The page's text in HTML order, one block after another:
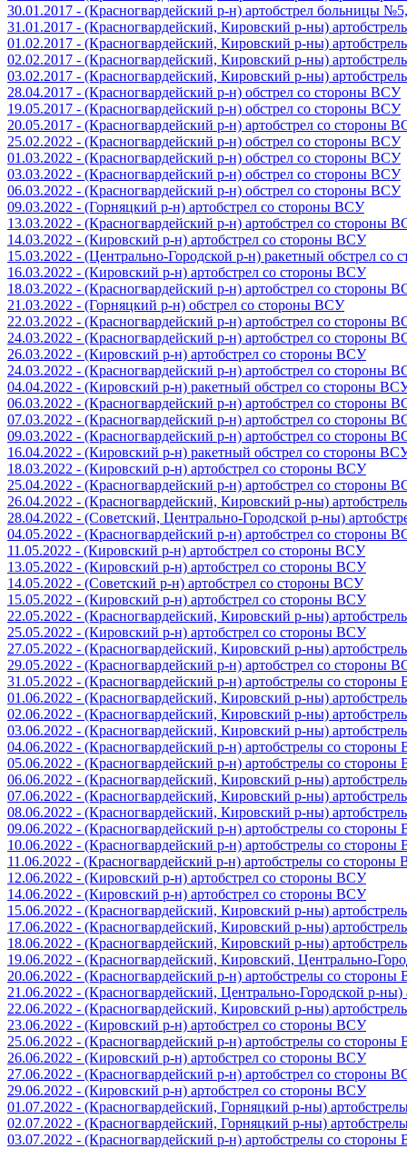
30.01.2017 - (Красногвардейский р-н) артобстрел больницы
31.01.2017 - (Красногвардейский, Кировский р-ны)
01.02.2017 - (Красногвардейский, Кировский р-ны)
02.02.2017 - (Красногвардейский, Кировский р-ны)
03.02.2017 - (Красногвардейский, Кировский р-ны)
28.04.2017 - (Красногвардейский р-н) обстрел со стороны ВСУ
19.05.2017 - (Красногвардейский р-н) обстрел со стороны ВСУ
20.05.2017 - (Красногвардейский р-н) артобстрел со стороны
25.02.2022 - (Красногвардейский р-н) обстрел со стороны ВСУ
01.03.2022 - (Красногвардейский р-н) обстрел со стороны ВСУ
03.03.2022 - (Красногвардейский р-н) обстрел со стороны ВСУ
06.03.2022 - (Красногвардейский р-н) обстрел со стороны ВСУ
09.03.2022 - (Горняцкий р-н) артобстрел со стороны ВСУ
13.03.2022 - (Красногвардейский р-н) артобстрел со стороны
14.03.2022 - (Кировский р-н) артобстрел со стороны ВСУ
15.03.2022 - (Центрально-Городской р-н) ракетный обстрел со
16.03.2022 - (Кировский р-н) артобстрел со стороны ВСУ
18.03.2022 - (Красногвардейский р-н) артобстрел со стороны
21.03.2022 - (Горняцкий р-н) обстрел со стороны ВСУ
22.03.2022 - (Красногвардейский р-н) артобстрел со стороны
24.03.2022 - (Красногвардейский р-н) артобстрел со стороны
26.03.2022 - (Кировский р-н) артобстрел со стороны ВСУ
24.03.2022 - (Красногвардейский р-н) артобстрел со стороны
04.04.2022 - (Кировский р-н) ракетный обстрел со стороны
06.03.2022 - (Красногвардейский р-н) артобстрел со стороны
07.03.2022 - (Красногвардейский р-н) артобстрел со стороны
09.03.2022 - (Красногвардейский р-н) артобстрел со стороны
16.04.2022 - (Кировский р-н) ракетный обстрел со стороны
18.03.2022 - (Кировский р-н) артобстрел со стороны ВСУ
25.04.2022 - (Красногвардейский р-н) артобстрел со стороны
26.04.2022 - (Красногвардейский, Кировский р-ны)
28.04.2022 - (Советский, Центрально-Городской р-ны)
04.05.2022 - (Красногвардейский р-н) артобстрел со стороны
11.05.2022 - (Кировский р-н) артобстрел со стороны ВСУ
13.05.2022 - (Кировский р-н) артобстрел со стороны ВСУ
14.05.2022 - (Советский р-н) артобстрел со стороны ВСУ
15.05.2022 - (Кировский р-н) артобстрел со стороны ВСУ
22.05.2022 - (Красногвардейский, Кировский р-ны)
25.05.2022 - (Кировский р-н) артобстрел со стороны ВСУ
27.05.2022 - (Красногвардейский, Кировский р-ны)
29.05.2022 - (Красногвардейский р-н) артобстрел со стороны
31.05.2022 - (Красногвардейский р-н) артобстрелы со
01.06.2022 - (Красногвардейский, Кировский р-ны)
02.06.2022 - (Красногвардейский, Кировский р-ны)
03.06.2022 - (Красногвардейский, Кировский р-ны)
04.06.2022 - (Красногвардейский р-н) артобстрелы со
05.06.2022 - (Красногвардейский р-н) артобстрелы со
06.06.2022 - (Красногвардейский, Кировский р-ны)
07.06.2022 - (Красногвардейский, Кировский р-ны)
08.06.2022 - (Красногвардейский, Кировский р-ны)
09.06.2022 - (Красногвардейский р-н) артобстрелы со
10.06.2022 - (Красногвардейский р-н) артобстрелы со
11.06.2022 - (Красногвардейский р-н) артобстрелы со стороны
12.06.2022 - (Кировский р-н) артобстрел со стороны ВСУ
14.06.2022 - (Кировский р-н) артобстрел со стороны ВСУ
15.06.2022 - (Красногвардейский, Кировский р-ны)
17.06.2022 - (Красногвардейский, Кировский р-ны)
18.06.2022 - (Красногвардейский, Кировский р-ны)
19.06.2022 - (Красногвардейский, Кировский, Центрально-
20.06.2022 - (Красногвардейский р-н) артобстрелы со
21.06.2022 - (Красногвардейский, Центрально-Городской р-
22.06.2022 - (Красногвардейский, Кировский р-ны)
23.06.2022 - (Кировский р-н) артобстрел со стороны ВСУ
25.06.2022 - (Красногвардейский р-н) артобстрелы со
26.06.2022 - (Кировский р-н) артобстрел со стороны ВСУ
27.06.2022 - (Красногвардейский р-н) артобстрел со стороны
29.06.2022 - (Кировский р-н) артобстрел со стороны ВСУ
01.07.2022 - (Красногвардейский, Горняцкий р-ны)
02.07.2022 - (Красногвардейский, Горняцкий р-ны)
03.07.2022 - (Красногвардейский р-н) артобстрелы со